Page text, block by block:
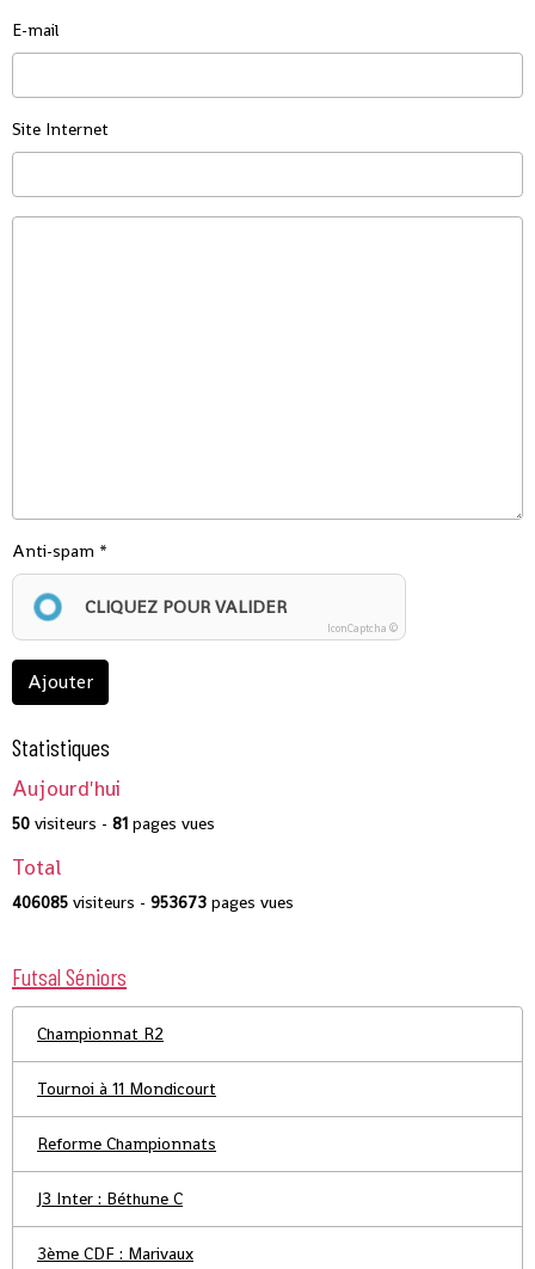
E-mail
Site Internet
Anti-spam
CLIQUEZ POUR VALIDER
IconCaptcha ©
Ajouter
Statistiques
Aujourd'hui
50 visiteurs - 81 pages vues
Total
406085 visiteurs - 953673 pages vues
Futsal Séniors
Championnat R2
Tournoi à 11 Mondicourt
Reforme Championnats
J3 Inter : Béthune C
3ème CDF : Marivaux